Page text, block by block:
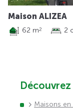
Maison ALIZEA
62 m2 2
Maisons en